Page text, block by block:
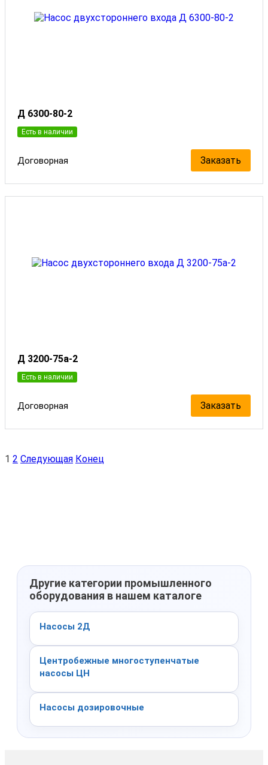
Д 6300-80-2
Есть в наличии
Договорная Заказать
Д 3200-75а-2
Есть в наличии
Договорная Заказать
1 2 Следующая Конец
Другие категории промышленного
оборудования в нашем каталоге
Насосы 2Д
Центробежные многоступенчатые
насосы ЦН
Насосы дозировочные